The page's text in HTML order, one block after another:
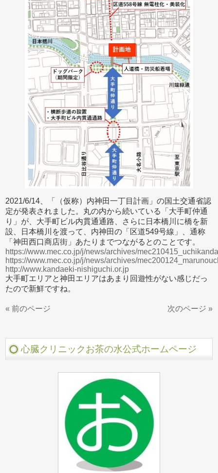
2021/6/14、「（仮称）内神田一丁目計画」の国土交通省認
定が発表されました。丸の内から続いている「大手町仲通
り」が、大手町ビル内貫通通路、さらに日本橋川に橋を新
設、日本橋川を渡って、内神田の「区道549号線」、通称
「神田西口商店街」あたりまでつながるとのことです。
https://www.mec.co.jp/j/news/archives/
https://www.mec.co.jp/j/news/archives/
http://www.kandaeki-nishiguchi.or.jp
大手町エリアと神田エリアはあまり回遊性がない感じだっ
たので新鮮ですね。
« 前のページ 次のページ »
心臓クリニックお茶の水公式ホームページ